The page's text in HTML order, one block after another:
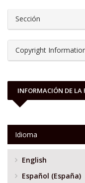
Sección
Copyright
INFORMACIÓN DE LA
Idioma
English
Español (España)